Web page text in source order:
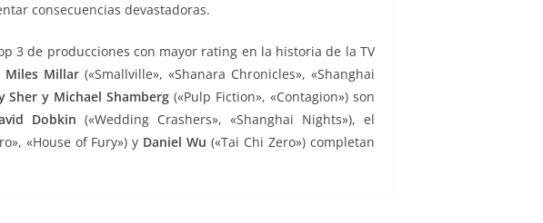
consecuencias devastadoras.
3 de producciones con mayor rating en la historia de la TV
Miles Millar(«Smallville», «Shanara Chronicles», «Shanghai
Sher y Michael Shamberg («Pulp Fiction», «Contagion») son
Dobkin («Wedding Crashers», «Shanghai Nights»), el
«House of Fury») y Daniel Wu («Tai Chi Zero») completan